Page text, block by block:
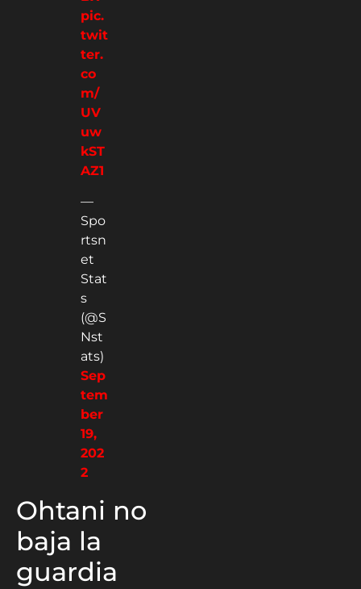
pic.
twit
ter.
co
m/
UV
uw
kST
AZ1
—
Spo
rtsn
et
Stat
s
(@S
Nst
ats)
Sep
tem
ber
19,
202
2
Ohtani no
baja la
guardia